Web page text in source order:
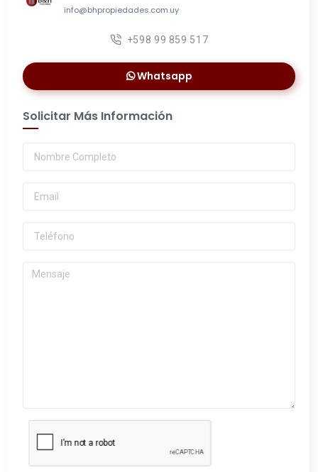
info@bhpropiedades.com.uy
+598 99 859 517
Whatsapp
Solicitar Más Información